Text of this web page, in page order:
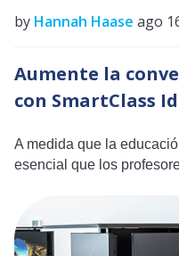
by Hannah Haase ago
Aumente la
con SmartClass
A medida que la
esencial que los